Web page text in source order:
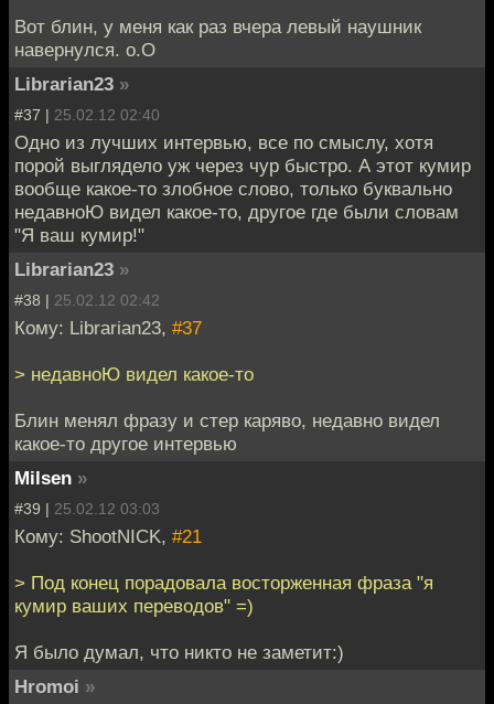
Вот блин, у меня как раз вчера левый наушник
навернулся. о.О
Librarian23 »
#37 | 25.02.12 02:40
Одно из лучших интервью, все по смыслу, хотя
порой выглядело уж через чур быстро. А этот кумир
вообще какое-то злобное слово, только буквально
недавноЮ видел какое-то, другое где были словам
"Я ваш кумир!"
Librarian23 »
#38 | 25.02.12 02:42
Кому: Librarian23, #37
> недавноЮ видел какое-то
Блин менял фразу и стер каряво, недавно видел
какое-то другое интервью
Milsen »
#39 | 25.02.12 03:03
Кому: ShootNICK, #21
> Под конец порадовала восторженная фраза "я
кумир ваших переводов" =)
Я было думал, что никто не заметит:)
Hromoi »